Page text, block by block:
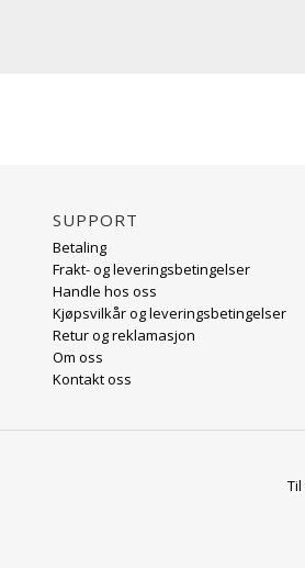
Support
Betaling
Frakt- og leveringsbetingelser
Handle hos oss
Kjøpsvilkår og leveringsbetingelser
Retur og reklamasjon
Om oss
Kontakt oss